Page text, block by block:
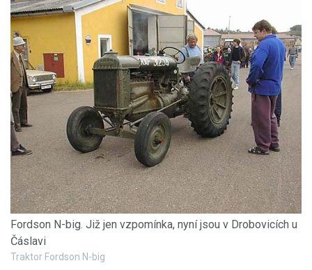
Fordson N-big. Již jen vzpomínka, nyní jsou v Drobovicích u
Čáslavi
Traktor Fordson N-big